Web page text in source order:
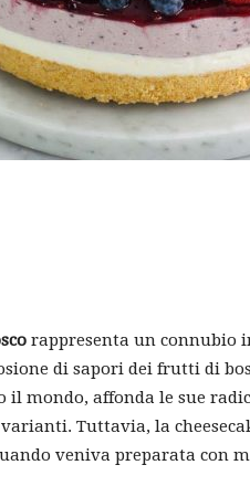
rappresenta un connubio
di sapori dei frutti di
il mondo, affonda le sue
Tuttavia, la
veniva preparata con